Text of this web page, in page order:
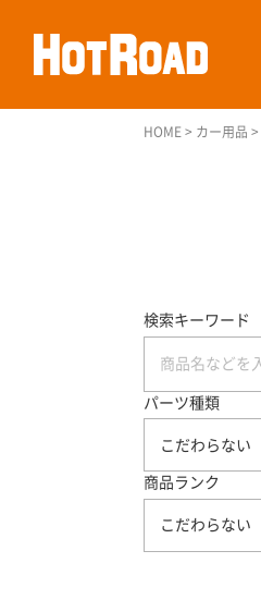
HOME > カー用品 >
検索キーワード
パーツ種類
こだわらない
商品ランク
こだわらない